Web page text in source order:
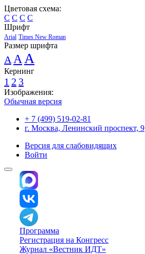
Цветовая схема:
C C C C
Шрифт
Arial Times New Roman
Размер шрифта
A A A
Кернинг
1 2 3
Изображения:
Обычная версия
+ 7 (499) 519-02-81
г. Москва, Ленинский проспект, 9
Версия для слабовидящих
Войти
Программа
Регистрация на Конгресс
Журнал «Вестник ИДТ»